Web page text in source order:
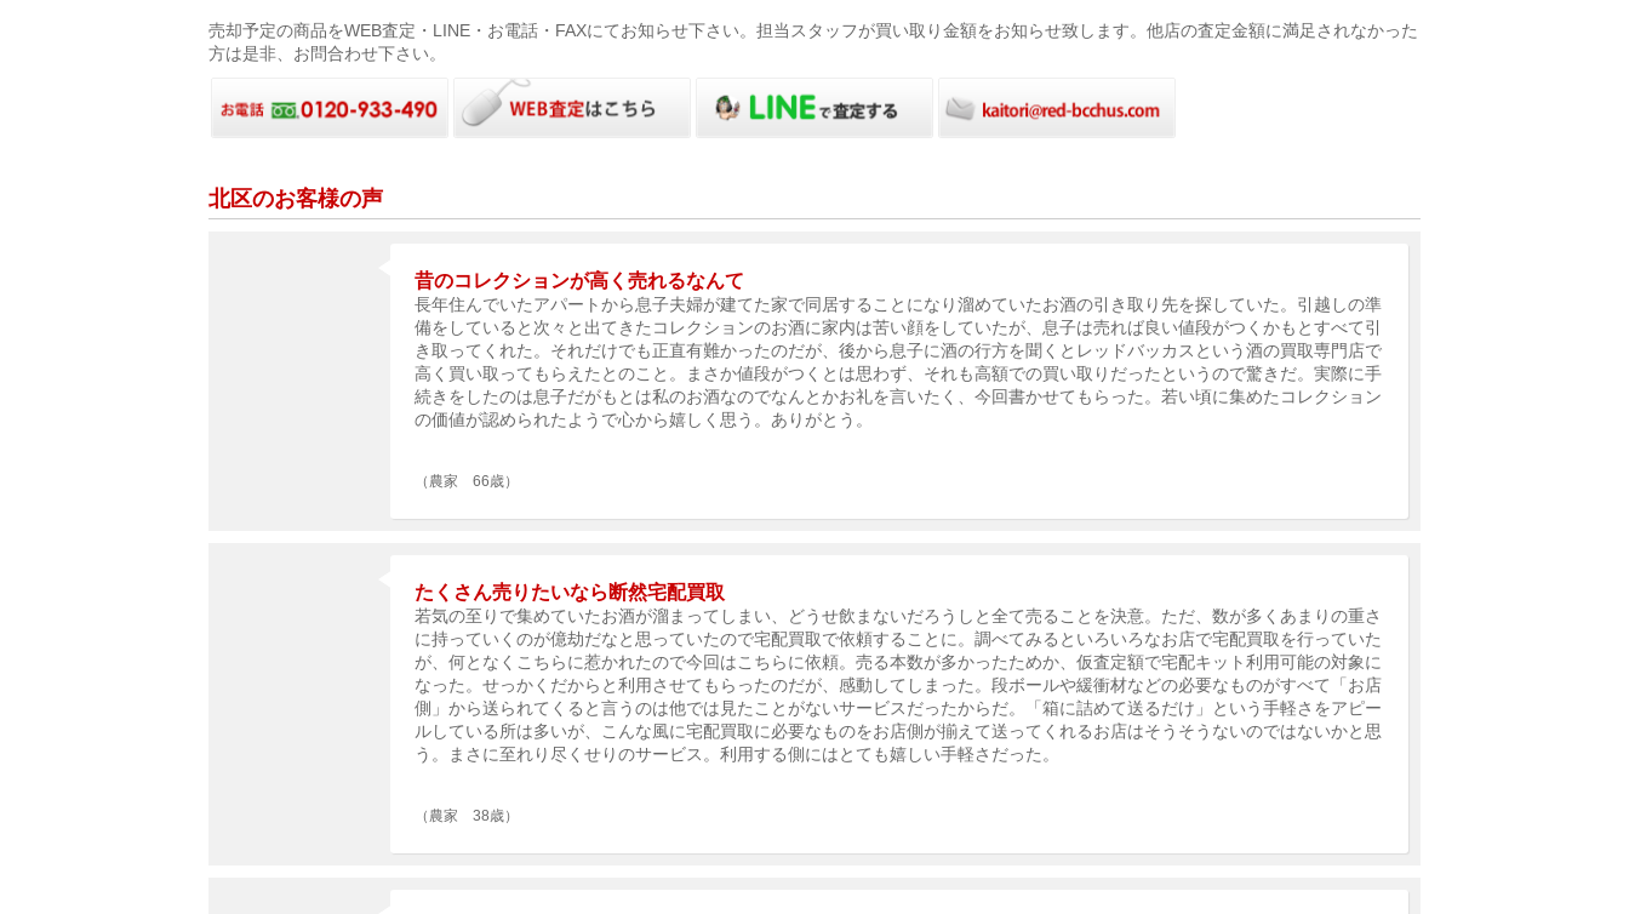
売却予定の商品をWEB査定・LINE・お電話・FAXにてお知らせ下さい。担当スタッフが買い取り金額をお知らせ致します。他店の査定金額に満足されなかった
方は是非、お問合わせ下さい。
北区のお客様の声
昔のコレクションが高く売れるなんて
長年住んでいたアパートから息子夫婦が建てた家で同居することになり溜めていたお酒の引き取り先を探していた。引越しの準
備をしていると次々と出てきたコレクションのお酒に家内は苦い顔をしていたが、息子は売れば良い値段がつくかもとすべて引
き取ってくれた。それだけでも正直有難かったのだが、後から息子に酒の行方を聞くとレッドバッカスという酒の買取専門店で
高く買い取ってもらえたとのこと。まさか値段がつくとは思わず、それも高額での買い取りだったというので驚きだ。実際に手
続きをしたのは息子だがもとは私のお酒なのでなんとかお礼を言いたく、今回書かせてもらった。若い頃に集めたコレクション
の価値が認められたようで心から嬉しく思う。ありがとう。
（農家 66歳）
たくさん売りたいなら断然宅配買取
若気の至りで集めていたお酒が溜まってしまい、どうせ飲まないだろうしと全て売ることを決意。ただ、数が多くあまりの重さ
に持っていくのが億劫だなと思っていたので宅配買取で依頼することに。調べてみるといろいろなお店で宅配買取を行っていた
が、何となくこちらに惹かれたので今回はこちらに依頼。売る本数が多かったためか、仮査定額で宅配キット利用可能の対象に
なった。せっかくだからと利用させてもらったのだが、感動してしまった。段ボールや緩衝材などの必要なものがすべて「お店
側」から送られてくると言うのは他では見たことがないサービスだったからだ。「箱に詰めて送るだけ」という手軽さをアピー
ルしている所は多いが、こんな風に宅配買取に必要なものをお店側が揃えて送ってくれるお店はそうそうないのではないかと思
う。まさに至れり尽くせりのサービス。利用する側にはとても嬉しい手軽さだった。
（農家 38歳）